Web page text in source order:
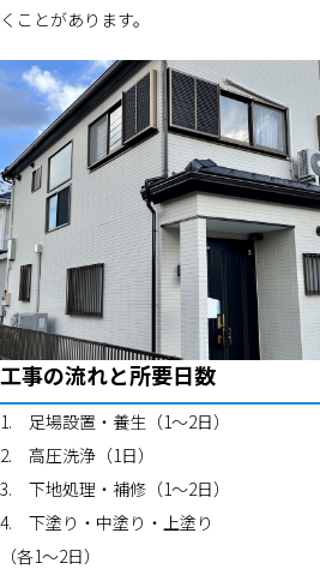
くことがあります。
工事の流れと所要日数
1.	足場設置・養生（1〜2日）
2.	高圧洗浄（1日）
3.	下地処理・補修（1〜2日）
4.	下塗り・中塗り・上塗り
（各1〜2日）